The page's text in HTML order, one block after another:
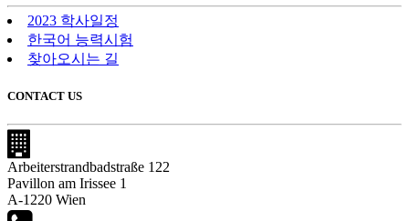
2023 학사일정
한국어 능력시험
찾아오시는 길
CONTACT US
Arbeiterstrandbadstraße 122
Pavillon am Irissee 1
A-1220 Wien